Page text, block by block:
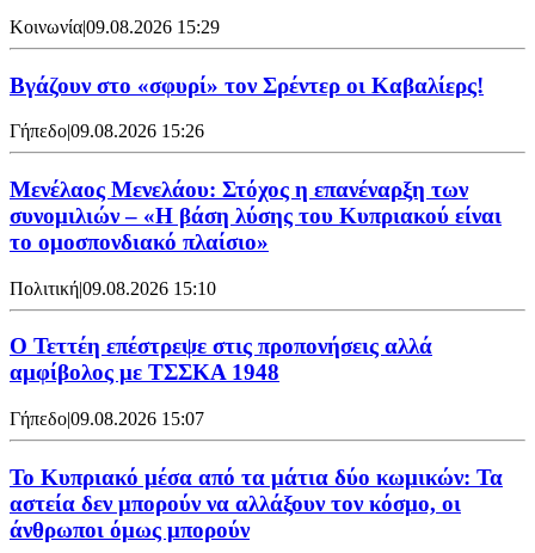
Κοινωνία|09.08.2026 15:29
Bγάζουν στο «σφυρί» τον Σρέντερ οι Καβαλίερς!
Γήπεδο|09.08.2026 15:26
Μενέλαος Μενελάου: Στόχος η επανέναρξη των
συνομιλιών – «Η βάση λύσης του Κυπριακού είναι
το ομοσπονδιακό πλαίσιο»
Πολιτική|09.08.2026 15:10
Ο Τεττέη επέστρεψε στις προπονήσεις αλλά
αμφίβολος με ΤΣΣΚΑ 1948
Γήπεδο|09.08.2026 15:07
Το Κυπριακό μέσα από τα μάτια δύο κωμικών: Τα
αστεία δεν μπορούν να αλλάξουν τον κόσμο, οι
άνθρωποι όμως μπορούν